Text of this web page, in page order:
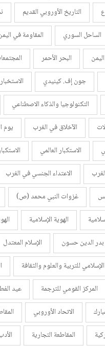
التاريخ الأوروبي القديم
الساحل السوري
المقاومة في
البحر الأحمر
جون إف. كينيدي
التكنولوجيا والذكاء الاصطناعي
الآخلاق في الغرب
يوم
الاستكبار العالمي
الاعتداء الجنسي في الغرب
غزوات النبي محمد (ص)
الهوية الإسلامية
الدين حسون
الإسلام المعتدل
للتربية والعلوم والثقافة
المركز القومي للترجمة
عيد
الاتحاد الأوروبي
المقاطعة التجارية